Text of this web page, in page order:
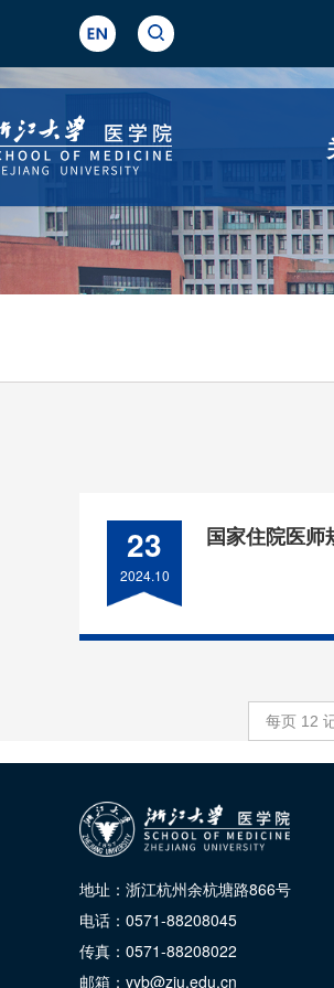
23
2024.10
国家住院医师
每页 12
地址：浙江杭州余杭塘路866号
电话：0571-88208045
传真：0571-88208022
邮箱：yyb@zju.edu.cn